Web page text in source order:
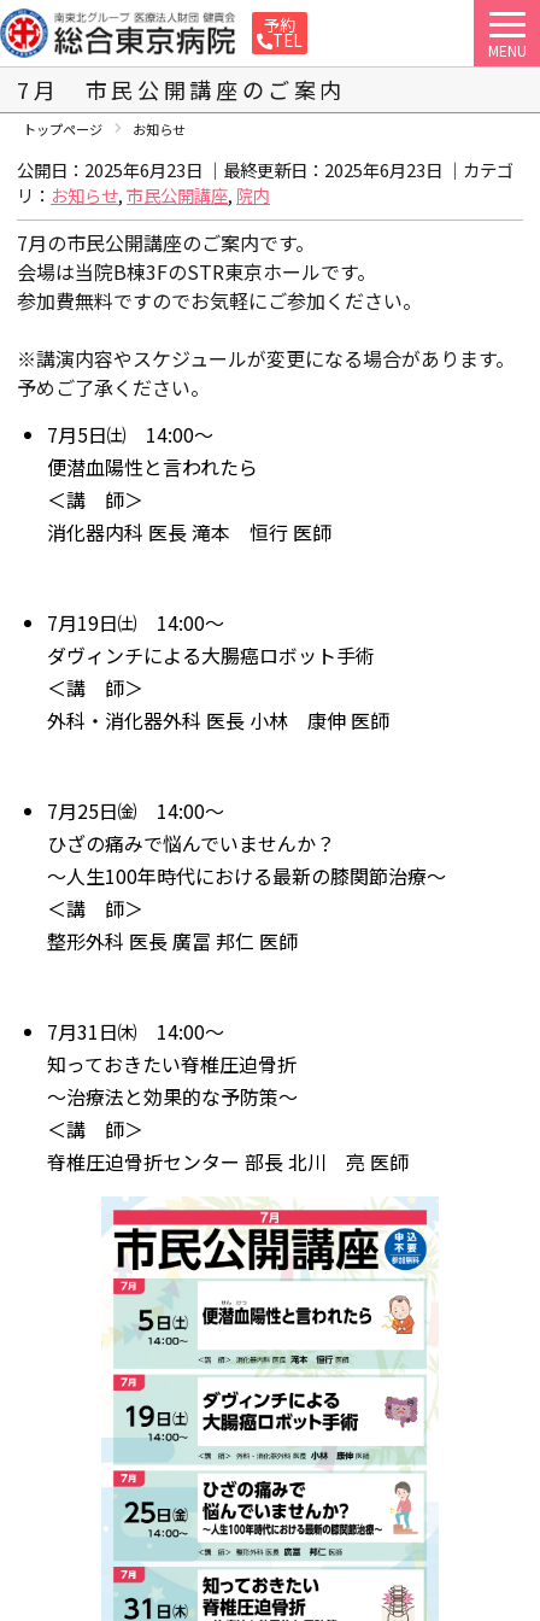
予約
TEL MENU
7月 市民公開講座のご案内
トップページ お知らせ
公開日：2025年6月23日 ｜最終更新日： 2025年6月23日 ｜カテゴ
リ： お知らせ,市民公開講座, 院内
7月の市民公開講座のご案内です。
会場は当院B棟3FのSTR東京ホールです。
参加費無料ですのでお気軽にご参加ください。
※講演内容やスケジュールが変更になる場合があります。
予めご了承ください。
7月5日㈯ 14:00～
便潜血陽性と言われたら
＜講 師＞
消化器内科 医長 滝本 恒行 医師
7月19日㈯ 14:00～
ダヴィンチによる大腸癌ロボット手術
＜講 師＞
外科・消化器外科 医長 小林 康伸 医師
7月25日㈮ 14:00～
ひざの痛みで悩んでいませんか？
～人生100年時代における最新の膝関節治療～
＜講 師＞
整形外科 医長 廣冨 邦仁 医師
7月31日㈭ 14:00～
知っておきたい脊椎圧迫骨折
～治療法と効果的な予防策～
＜講 師＞
脊椎圧迫骨折センター 部長 北川 亮 医師